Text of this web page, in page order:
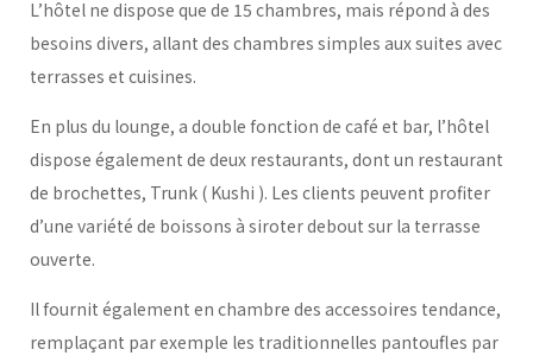
L’hôtel ne dispose que de 15 chambres, mais répond à des
besoins divers, allant des chambres simples aux suites avec
terrasses et cuisines.
En plus du lounge, a double fonction de café et bar, l’hôtel
dispose également de deux restaurants, dont un restaurant
de brochettes, Trunk ( Kushi ). Les clients peuvent profiter
d’une variété de boissons à siroter debout sur la terrasse
ouverte.
Il fournit également en chambre des accessoires tendance,
remplaçant par exemple les traditionnelles pantoufles par